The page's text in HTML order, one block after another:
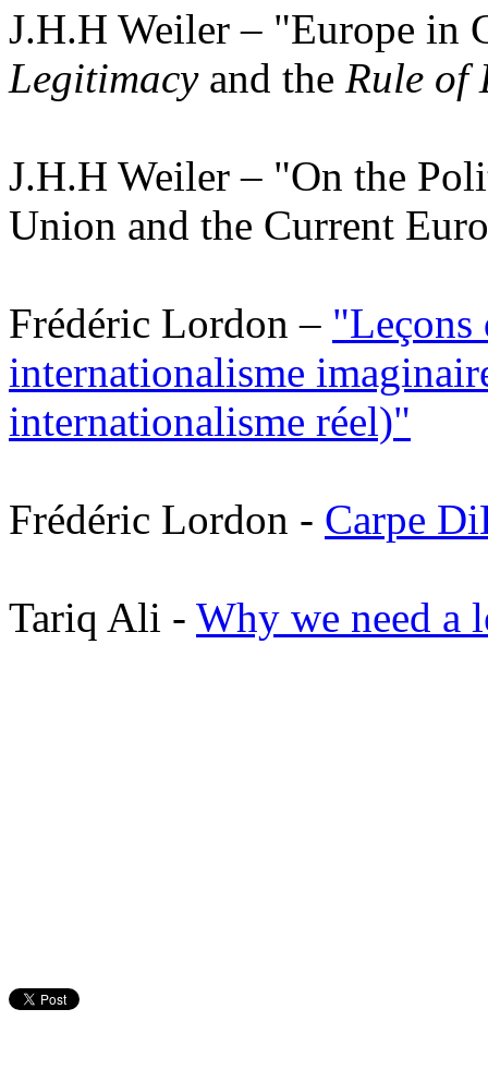
J.H.H Weiler – "Europe in
Legitimacyand the Rule of
J.H.H Weiler – "On the
Union and the Current
Frédéric Lordon – "Leçons
internationalisme
internationalisme réel)"
Frédéric Lordon - Carpe
Tariq Ali - Why we need a